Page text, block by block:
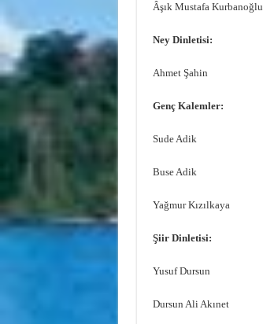
Âşık Mustafa Kurbanoğlu
Ney Dinletisi:
Ahmet Şahin
Genç Kalemler:
Sude Adik
Buse Adik
Yağmur Kızılkaya
Şiir Dinletisi:
Yusuf Dursun
Dursun Ali Akınet